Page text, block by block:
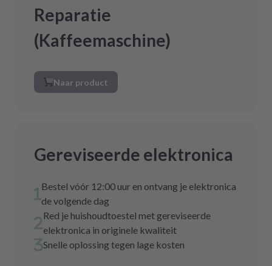
Reparatie
(Kaffeemaschine)
Naar product
Gereviseerde elektronica
Bestel vóór 12:00 uur en ontvang je elektronica
de volgende dag
Red je huishoudtoestel met gereviseerde
elektronica in originele kwaliteit
Snelle oplossing tegen lage kosten